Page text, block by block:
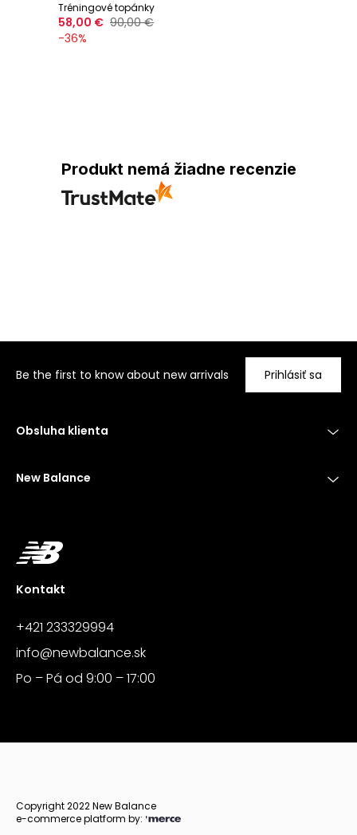
Tréningové topánky
58,00 € 90,00 €
-36%
Produkt nemá žiadne recenzie
Be the first to know about new arrivals Prihlásiť sa
Obsluha klienta
New Balance
Kontakt
+421 233329994
info@newbalance.sk
Po – Pá od 9:00 – 17:00
Copyright 2022 New Balance
e-commerce platform by: